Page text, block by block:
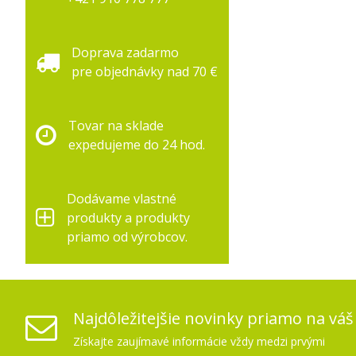
Doprava zadarmo
pre objednávky nad 70 €
Tovar na sklade
expedujeme do 24 hod.
Dodávame vlastné
produkty a produkty
priamo od výrobcov.
Najdôležitejšie novinky priamo na
Získajte zaujímavé informácie vždy medzi prvými